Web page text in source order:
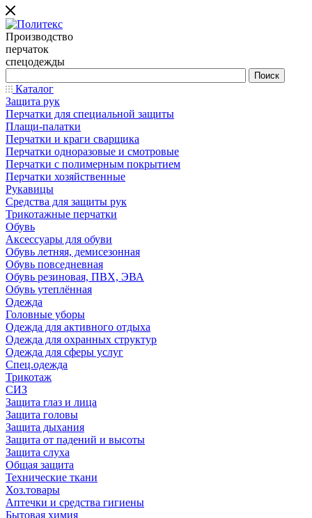
Производство
перчаток
спецодежды
Каталог
Защита рук
Перчатки для специальной защиты
Плащи-палатки
Перчатки и краги сварщика
Перчатки одноразовые и смотровые
Перчатки с полимерным покрытием
Перчатки хозяйственные
Рукавицы
Средства для защиты рук
Трикотажные перчатки
Обувь
Аксессуары для обуви
Обувь летняя, демисезонная
Обувь повседневная
Обувь резиновая, ПВХ, ЭВА
Обувь утеплённая
Одежда
Головные уборы
Одежда для активного отдыха
Одежда для охранных структур
Одежда для сферы услуг
Спец.одежда
Трикотаж
СИЗ
Защита глаз и лица
Защита головы
Защита дыхания
Защита от падений и высоты
Защита слуха
Общая защита
Технические ткани
Хоз.товары
Аптечки и средства гигиены
Бытовая химия